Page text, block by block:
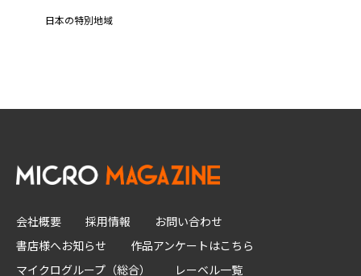
日本の特別地域
会社概要 採用情報
お問い合わせ
書店様へお知らせ
作品アンケートはこちら
マイクログループ（総合）
レーベル一覧